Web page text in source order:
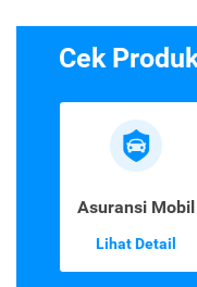
Cek
Asuransi Mobil
Lihat Detail